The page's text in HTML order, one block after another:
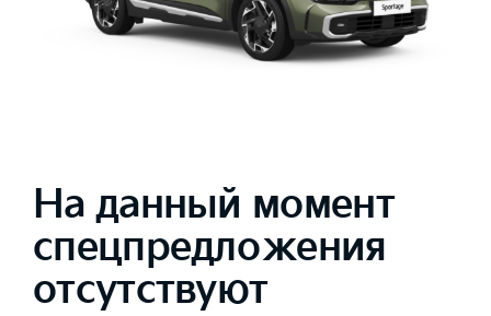
На данный момент
спецпредложения
отсутствуют